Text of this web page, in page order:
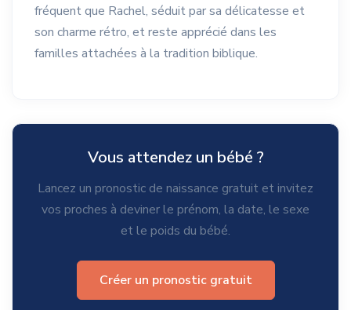
fréquent que Rachel, séduit par sa délicatesse et
son charme rétro, et reste apprécié dans les
familles attachées à la tradition biblique.
Vous attendez un bébé ?
Lancez un pronostic de naissance gratuit et invitez
vos proches à deviner le prénom, la date, le sexe
et le poids du bébé.
Créer un pronostic gratuit